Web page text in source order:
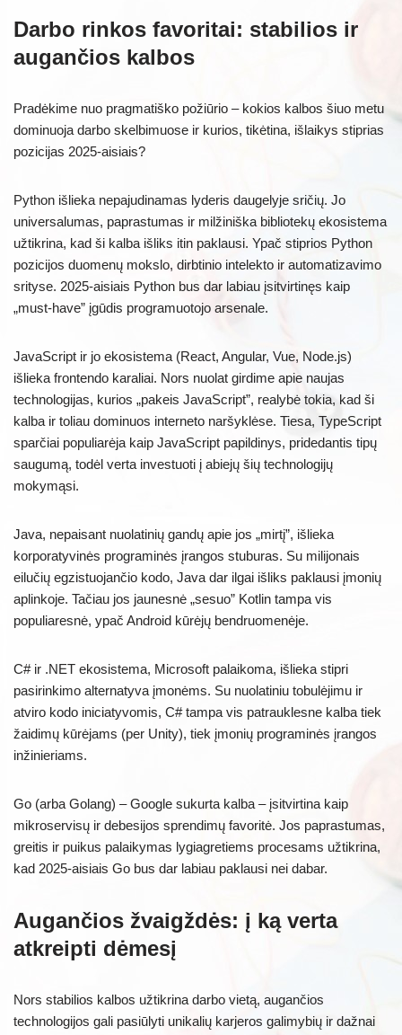
Darbo rinkos favoritai: stabilios ir
augančios kalbos
Pradėkime nuo pragmatiško požiūrio – kokios kalbos šiuo metu
dominuoja darbo skelbimuose ir kurios, tikėtina, išlaikys stiprias
pozicijas 2025-aisiais?
Python išlieka nepajudinamas lyderis daugelyje sričių. Jo
universalumas, paprastumas ir milžiniška bibliotekų ekosistema
užtikrina, kad ši kalba išliks itin paklausi. Ypač stiprios Python
pozicijos duomenų mokslo, dirbtinio intelekto ir automatizavimo
srityse. 2025-aisiais Python bus dar labiau įsitvirtinęs kaip
„must-have” įgūdis programuotojo arsenale.
JavaScript ir jo ekosistema (React, Angular, Vue, Node.js)
išlieka frontendo karaliai. Nors nuolat girdime apie naujas
technologijas, kurios „pakeis JavaScript”, realybė tokia, kad ši
kalba ir toliau dominuos interneto naršyklėse. Tiesa, TypeScript
sparčiai populiarėja kaip JavaScript papildinys, pridedantis tipų
saugumą, todėl verta investuoti į abiejų šių technologijų
mokymąsi.
Java, nepaisant nuolatinių gandų apie jos „mirtį”, išlieka
korporatyvinės programinės įrangos stuburas. Su milijonais
eilučių egzistuojančio kodo, Java dar ilgai išliks paklausi įmonių
aplinkoje. Tačiau jos jaunesnė „sesuo” Kotlin tampa vis
populiaresnė, ypač Android kūrėjų bendruomenėje.
C# ir .NET ekosistema, Microsoft palaikoma, išlieka stipri
pasirinkimo alternatyva įmonėms. Su nuolatiniu tobulėjimu ir
atviro kodo iniciatyvomis, C# tampa vis patrauklesne kalba tiek
žaidimų kūrėjams (per Unity), tiek įmonių programinės įrangos
inžinieriams.
Go (arba Golang) – Google sukurta kalba – įsitvirtina kaip
mikroservisų ir debesijos sprendimų favoritė. Jos paprastumas,
greitis ir puikus palaikymas lygiagretiems procesams užtikrina,
kad 2025-aisiais Go bus dar labiau paklausi nei dabar.
Augančios žvaigždės: į ką verta
atkreipti dėmesį
Nors stabilios kalbos užtikrina darbo vietą, augančios
technologijos gali pasiūlyti unikalių karjeros galimybių ir dažnai